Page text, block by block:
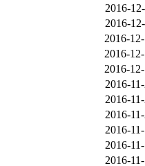
2016-
2016-
2016-
2016-
2016-
2016-
2016-
2016-
2016-
2016-
2016-